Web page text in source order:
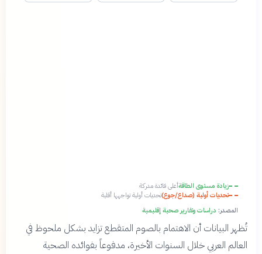
زيادة مستوى الطاقةأعلى فائدة مدركة
تحديات أولية (صداع/جوع)تحديات أولية تواجهها أقلية
المصدر: دراسات وتقارير صحية إقليمية
تُظهر البيانات أن الاهتمام بالصوم المتقطع تزايد بشكل ملحوظ في
العالم العربي خلال السنوات الأخيرة، مدفوعاً بفوائده الصحية